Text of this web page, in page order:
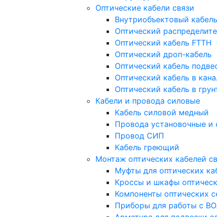
Оптические кабели связи
Внутриобъектовый кабель
Оптический
Оптический кабель FTTH
Оптический дроп-кабель
Оптический кабель
Оптический кабель в
Оптический кабель в
Кабели и провода силовые
Кабель силовой медный
Провода установочные и
Провод СИП
Кабель греющий
Монтаж оптических кабелей
Муфты для оптических
Кроссы и шкафы
Компоненты оптических
Приборы для работы с